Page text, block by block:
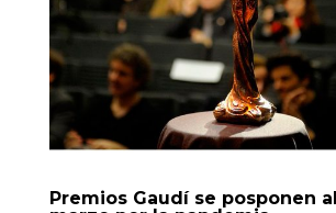
Premios Gaudí se posponen